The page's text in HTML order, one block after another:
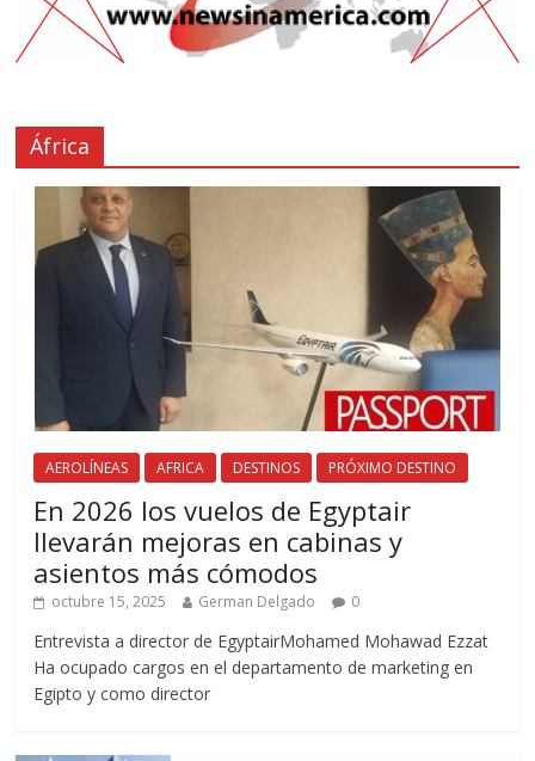
África
AEROLÍNEAS AFRICA DESTINOS PRÓXIMO DESTINO
En 2026 los vuelos de Egyptair
llevarán mejoras en cabinas y
asientos más cómodos
octubre 15, 2025 German Delgado 0
Entrevista a director de EgyptairMohamed Mohawad Ezzat
Ha ocupado cargos en el departamento de marketing en
Egipto y como director